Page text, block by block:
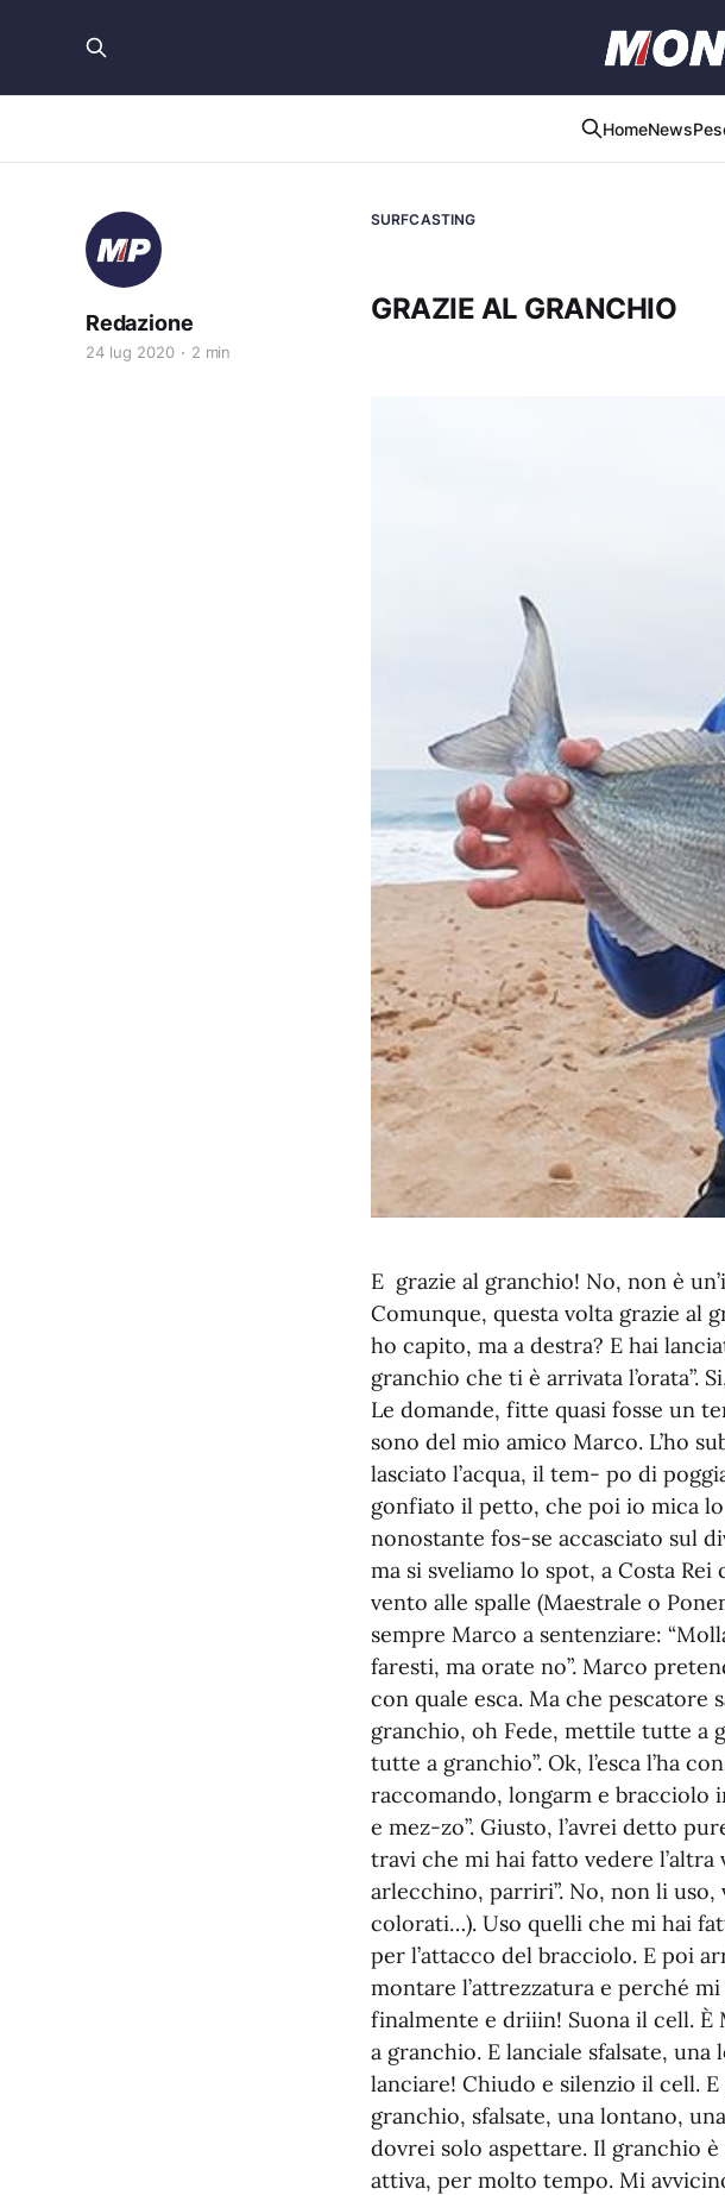
HomeNews
SURFCASTING
GRAZIE AL GRANCHIO
Redazione
24 lug 2020 2 min
E grazie al granchio! No, non è
Comunque, questa volta grazie al
ho capito, ma a destra? E hai
granchio che ti è arrivata l’orata”.
Le domande, fitte quasi fosse un
sono del mio amico Marco. L’ho
lasciato l’acqua, il tem- po di
gonfiato il petto, che poi io mica
nonostante fos-se accasciato sul
ma si sveliamo lo spot, a Costa
vento alle spalle (Maestrale o
sempre Marco a sentenziare:
faresti, ma orate no”. Marco
con quale esca. Ma che pescatore
granchio, oh Fede, mettile tutte a
tutte a granchio”. Ok, l’esca l’ha
raccomando, longarm e bracciolo
e mez-zo”. Giusto, l’avrei detto
travi che mi hai fatto vedere
arlecchino, parriri”. No, non li
colorati…). Uso quelli che mi hai
per l’attacco del bracciolo. E poi
montare l’attrezzatura e perché
finalmente e driiin! Suona il cell.
a granchio. E lanciale sfalsate,
lanciare! Chiudo e silenzio il cell.
granchio, sfalsate, una lontano,
dovrei solo aspettare. Il granchio è
attiva, per molto tempo. Mi